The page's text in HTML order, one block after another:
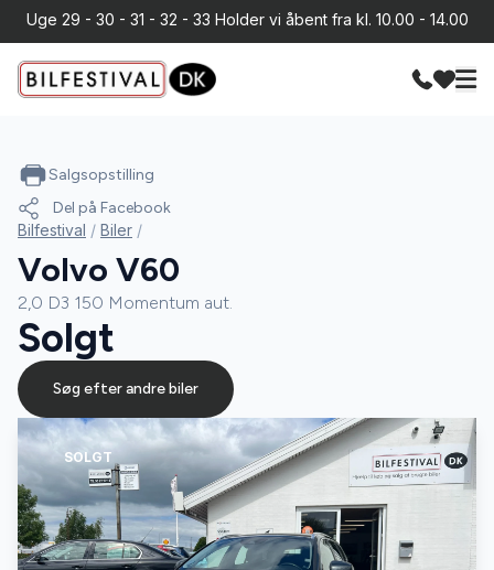
Uge 29 - 30 - 31 - 32 - 33 Holder vi åbent fra kl. 10.00 - 14.00
SOLGT
Salgsopstilling
Del på Facebook
Bilfestival / Biler /
Volvo V60
2,0 D3 150 Momentum aut.
Solgt
Søg efter andre biler